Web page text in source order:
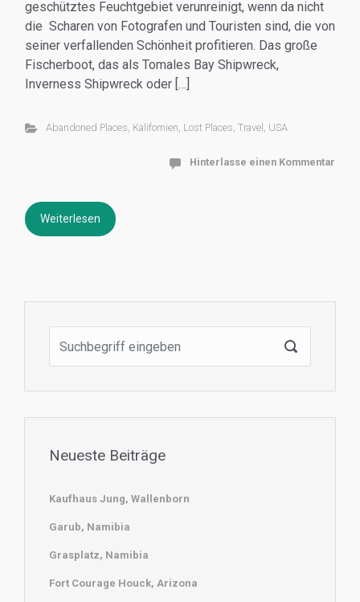
geschütztes Feuchtgebiet verunreinigt, wenn da nicht
die Scharen von Fotografen und Touristen sind, die von
seiner verfallenden Schönheit profitieren. Das große
Fischerboot, das als Tomales Bay Shipwreck,
Inverness Shipwreck oder […]
Abandoned Places, Kalifornien, Lost Places, Travel , USA
Hinterlasse einen Kommentar
Weiterlesen
Neueste Beiträge
Kaufhaus Jung, Wallenborn
Garub, Namibia
Grasplatz, Namibia
Fort Courage Houck, Arizona